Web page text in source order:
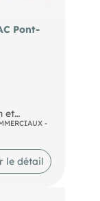
Pont-
et
une
état
attente.
-
le détail